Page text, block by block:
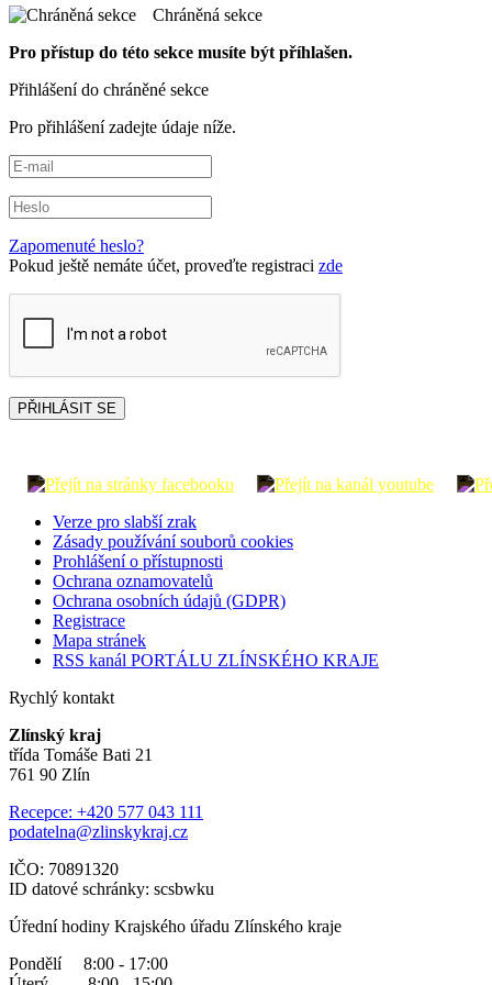
Chráněná sekce
Pro přístup do této sekce musíte být příhlašen.
Přihlášení do chráněné sekce
Pro přihlášení zadejte údaje níže.
Zapomenuté heslo?
Pokud ještě nemáte účet, proveďte registraci zde
PŘIHLÁSIT SE
Verze pro slabší zrak
Zásady používání souborů cookies
Prohlášení o přístupnosti
Ochrana oznamovatelů
Ochrana osobních údajů (GDPR)
Registrace
Mapa stránek
RSS kanál PORTÁLU ZLÍNSKÉHO KRAJE
Rychlý kontakt
Zlínský kraj
třída Tomáše Bati 21
761 90 Zlín
Recepce: +420 577 043 111
podatelna@zlinskykraj.cz
IČO: 70891320
ID datové schránky: scsbwku
Úřední hodiny Krajského úřadu Zlínského kraje
Pondělí 8:00 - 17:00